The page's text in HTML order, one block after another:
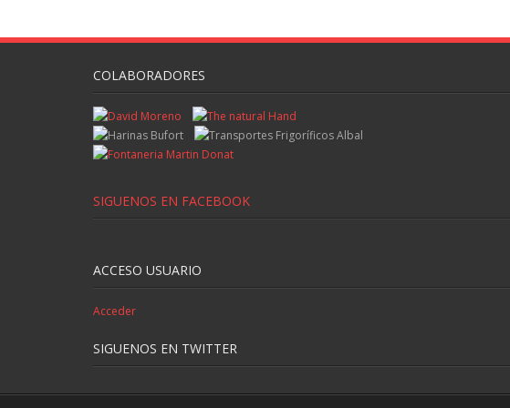
COLABORADORES
SIGUENOS EN FACEBOOK
ACCESO USUARIO
Acceder
SIGUENOS EN TWITTER